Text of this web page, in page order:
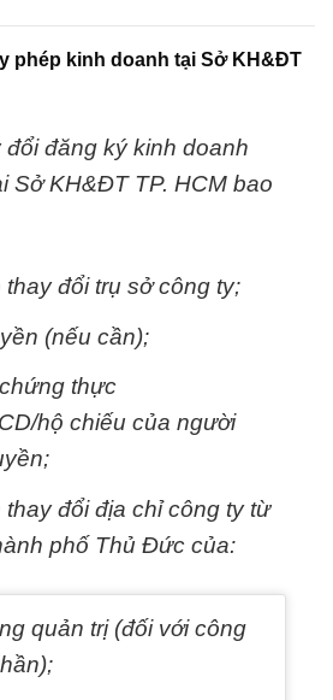
phép kinh doanh tại Sở KH&ĐT
đăng ký kinh doanh
Sở KH&ĐT TP. HCM bao
thay đổi trụ sở công ty;
(nếu cần);
thực
hộ chiếu của người
thay đổi địa chỉ công ty từ
phố Thủ Đức của:
quản trị (đối với công